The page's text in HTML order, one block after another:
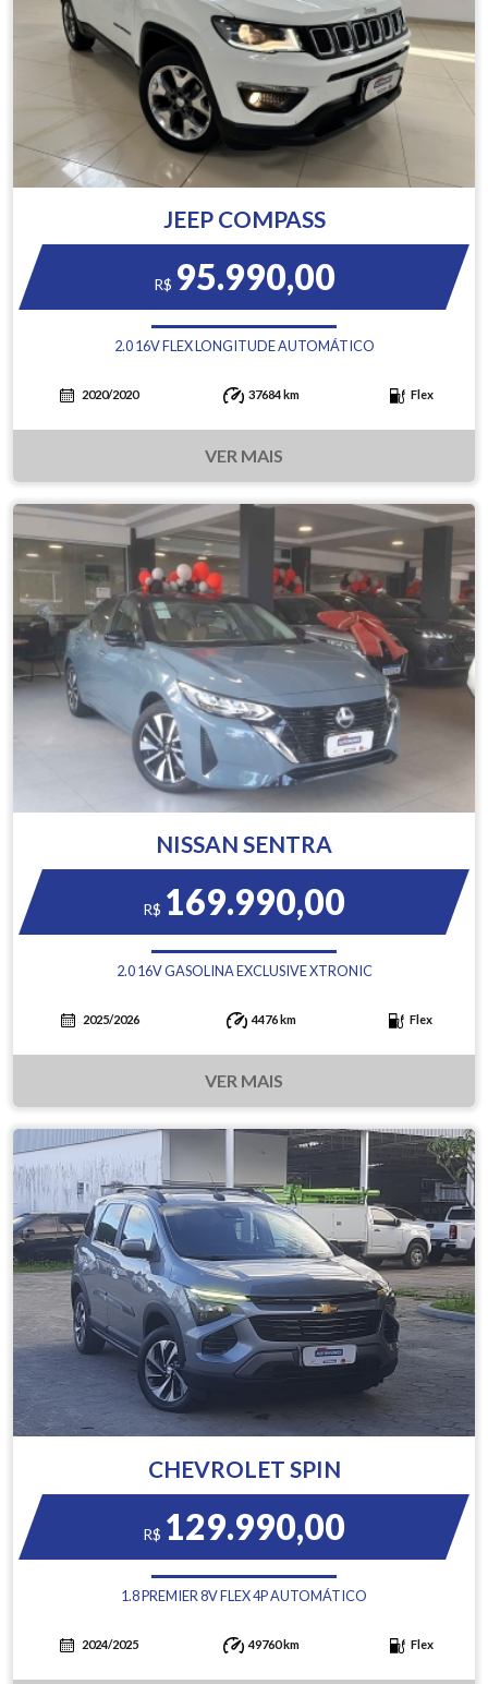
JEEP COMPASS
R$ 95.990,00
2.0 16V FLEX LONGITUDE AUTOMÁTICO
2020/2020 37684 km Flex
VER MAIS
NISSAN SENTRA
R$ 169.990,00
2.0 16V GASOLINA EXCLUSIVE XTRONIC
2025/2026 4476 km Flex
VER MAIS
CHEVROLET SPIN
R$ 129.990,00
1.8 PREMIER 8V FLEX 4P AUTOMÁTICO
2024/2025 49760 km Flex